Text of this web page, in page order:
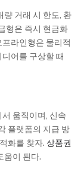
량 거래 시 한도, 환
형은 즉시 현금화
라인형은 물리적
어를 구상할 때
움직이며, 신속
플랫폼의 지급 방
화를 찾자. 상품권
움이 된다.